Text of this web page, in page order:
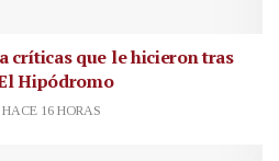
críticas que le hicieron tras
Hipódromo
HACE 16 HORAS